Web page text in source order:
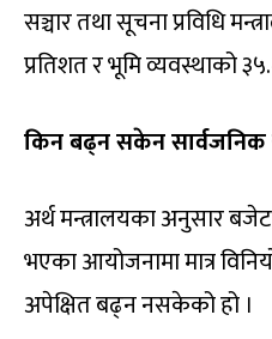
सञ्चार तथा सूचना प्रविधि
प्रतिशत र भूमि व्यवस्थाको
किन बढ्न सकेन सार्वजनिक
अर्थ मन्त्रालयका अनुसार बजेट
भएका आयोजनामा मात्र
अपेक्षित बढ्न नसकेको हो ।